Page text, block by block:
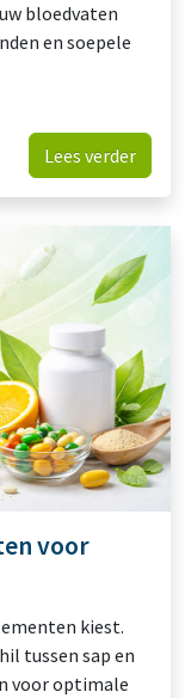
bloedvaten
en soepele
Lees verder
voor
kiest.
tussen sap en
voor optimale